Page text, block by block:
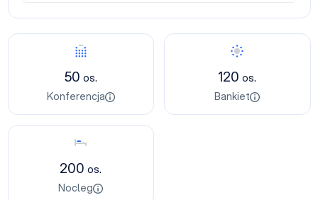
Konferencja
50 os.
Konferencja
Bankiet
120os.
Bankiet
Nocleg
200os.
Nocleg